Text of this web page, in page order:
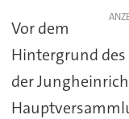
Vor dem
Hintergrund
der